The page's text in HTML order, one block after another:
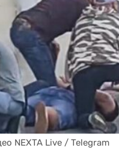
NEXTA Live / Telegram